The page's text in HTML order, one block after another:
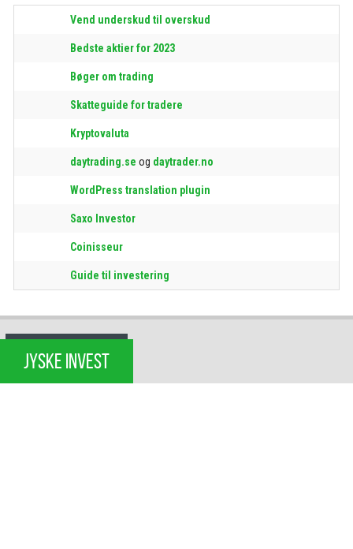
Vend underskud til overskud
Bedste aktier for 2023
Bøger om trading
Skatteguide for tradere
Kryptovaluta
daytrading.se og daytrader.no
WordPress translation plugin
Saxo Investor
Coinisseur
Guide til investering
JYSKE INVEST